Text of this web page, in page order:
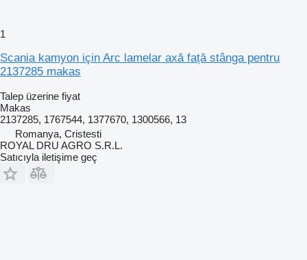
1
Scania kamyon için Arc lamelar axă față stânga pentru
2137285 makas
Talep üzerine fiyat
Makas
2137285, 1767544, 1377670, 1300566, 13
Romanya, Cristesti
ROYAL DRU AGRO S.R.L.
Satıcıyla iletişime geç